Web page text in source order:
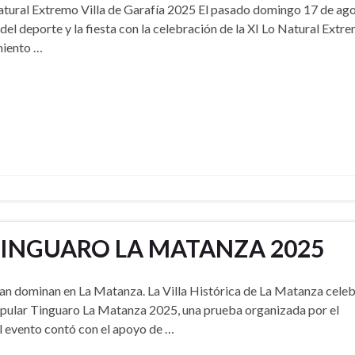
Extremo Villa de Garafía 2025 El pasado domingo 17 de
deporte y la fiesta con la celebración de la XI Lo Natural
…
LA MATANZA 2025
dominan en La Matanza. La Villa Histórica de La Matanza
Tinguaro La Matanza 2025, una prueba organizada por el
evento contó con el apoyo de …